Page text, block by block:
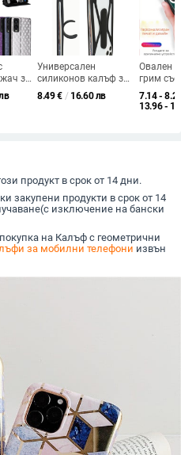
за
Универсален
силиконов калъф за
телефон с
кръстосана
топлината
8.49€ / 16.60 лв
Овален
грим със
TPU за
7.14 -
13.96 -
продукт в срок от 14 дни.
закупени продукти в срок от 14
изключение на бански
на Калъф с геометрични
за мобилни телефони извън